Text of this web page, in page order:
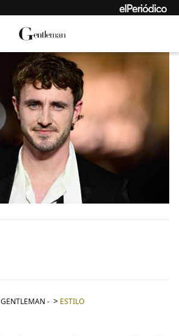
GENTLEMAN - ESTILO